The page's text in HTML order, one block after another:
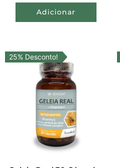
Adicionar
25% Desconto!